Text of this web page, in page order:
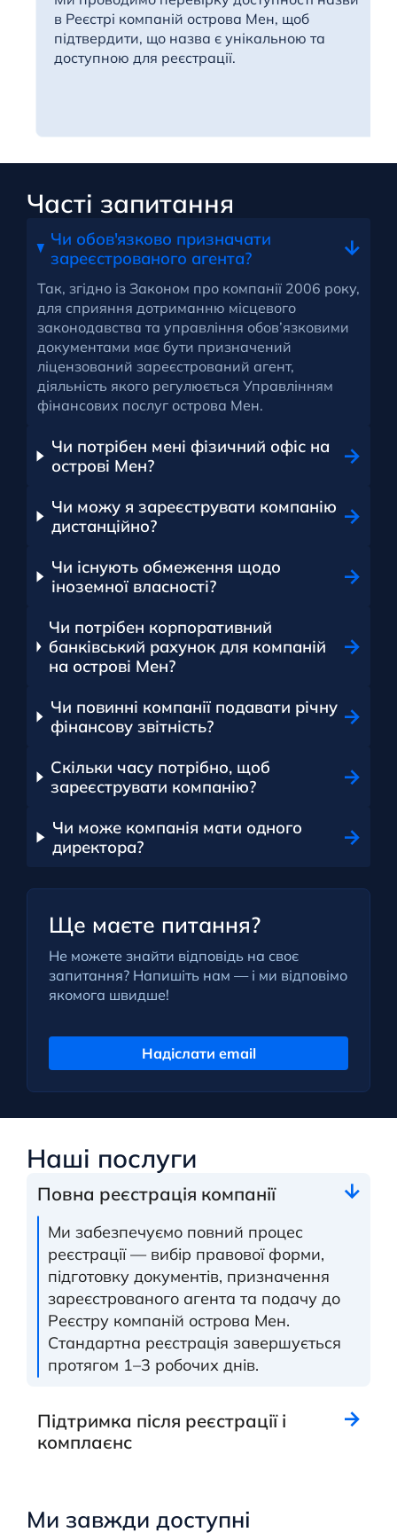
в Реєстрі компаній острова Мен, щоб
підтвердити, що назва є унікальною та
доступною для реєстрації.
Часті запитання
Чи обов'язково призначати
зареєстрованого агента?
Так, згідно із Законом про компанії 2006 року,
для сприяння дотриманню місцевого
законодавства та управління обов’язковими
документами має бути призначений
ліцензований зареєстрований агент,
діяльність якого регулюється Управлінням
фінансових послуг острова Мен.
Чи потрібен мені фізичний офіс на
острові Мен?
Чи можу я зареєструвати компанію
дистанційно?
Чи існують обмеження щодо
іноземної власності?
Чи потрібен корпоративний
банківський рахунок для компаній
на острові Мен?
Чи повинні компанії подавати річну
фінансову звітність?
Скільки часу потрібно, щоб
зареєструвати компанію?
Чи може компанія мати одного
директора?
Ще маєте питання?
Не можете знайти відповідь на своє
запитання? Напишіть нам — і ми відповімо
якомога швидше!
Надіслати email
Наші послуги
Повна реєстрація компанії
Ми забезпечуємо повний процес
реєстрації — вибір правової форми,
підготовку документів, призначення
зареєстрованого агента та подачу до
Реєстру компаній острова Мен.
Стандартна реєстрація завершується
протягом 1–3 робочих днів.
Підтримка після реєстрації і
комплаєнс
Ми завжди доступні